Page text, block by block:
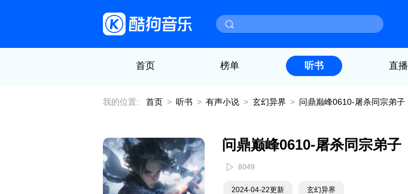
首页 榜单 听书 直播
我的位置: 首页 > 听书 > 有声小说 > 玄幻异界 > 问鼎巅峰0610-屠杀同宗弟子
问鼎巅峰0610-屠杀同宗弟子
8049
2024-04-22更新 玄幻异界